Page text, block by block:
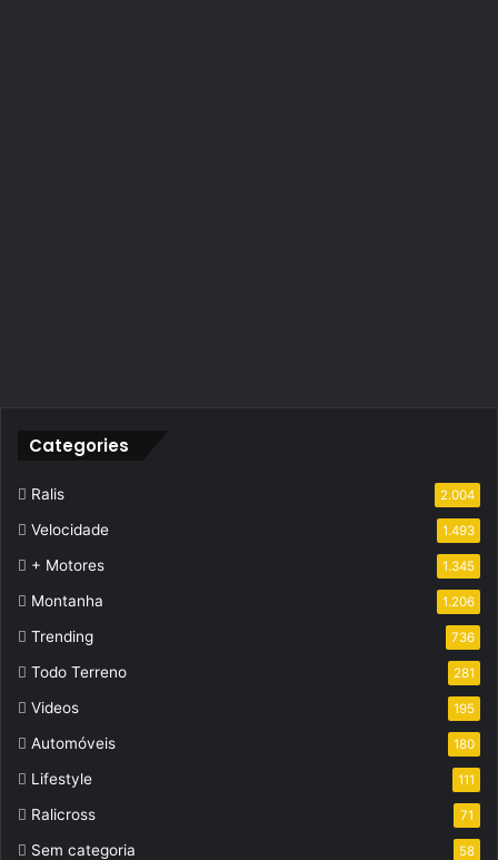
Categories
Ralis 2.004
Velocidade 1.493
+ Motores 1.345
Montanha 1.206
Trending 736
Todo Terreno 281
Videos 195
Automóveis 180
Lifestyle 111
Ralicross 71
Sem categoria 58